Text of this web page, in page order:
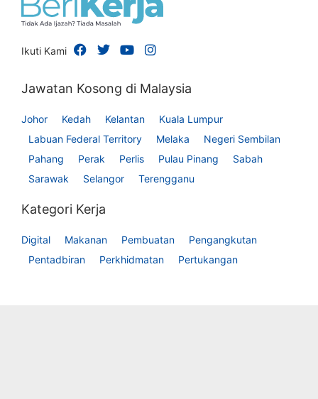
Ikuti Kami
Jawatan Kosong di Malaysia
Johor Kedah Kelantan
Kuala Lumpur
Labuan Federal Territory
Melaka
Negeri Sembilan
Pahang
Perak Perlis Pulau Pinang
Sabah
Sarawak
Selangor Terengganu
Kategori Kerja
Digital Makanan Pembuatan
Pengangkutan
Pentadbiran
Perkhidmatan Pertukangan